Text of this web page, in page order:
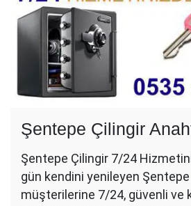
Şentepe Çilingir
Şentepe Çilingir 7/24
gün kendini yenileyen Şentepe
müşterilerine 7/24, güvenli ve